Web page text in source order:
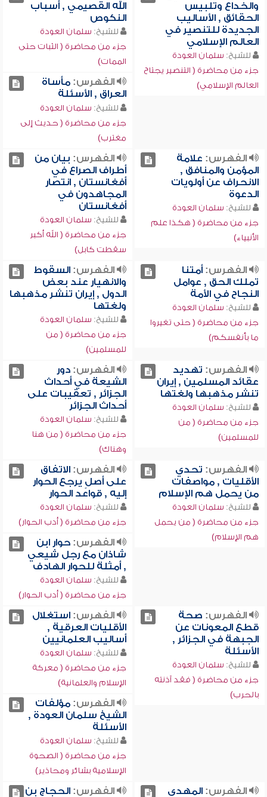
والخداع وتلبيس
الحقائق , الأساليب
الجديدة للتنصير في
العالم الإسلامي
للشيخ: سلمان العودة
جزء من محاضرة ( التنصير يجتاح
العالم الإسلامي)
الله القصيمي , أسباب
النكوص
للشيخ: سلمان العودة
جزء من محاضرة ( الثبات حتى
الممات)
الفهرس:مأساة
العراق , الأسئلة
للشيخ: سلمان العودة
جزء من محاضرة ( حديث إلى
مغترب)
الفهرس: علامة
المؤمن والمنافق ,
الانحراف عن أولويات
الدعوة
للشيخ: سلمان العودة
جزء من محاضرة ( هكذا علم
الأنبياء)
الفهرس: بيان من
أطراف الصراع في
أفغانستان , انتصار
المجاهدون في
أفغانستان
للشيخ: سلمان العودة
جزء من محاضرة ( الله أكبر
سقطت كابل)
الفهرس:أمتنا
تملك الحق , عوامل
النجاح في الأمة
للشيخ: سلمان العودة
جزء من محاضرة ( حتى تغيروا
ما بأنفسكم)
الفهرس:السقوط
والانهيار عند بعض
الدول , إيران تنشر مذهبها
ولغتها
للشيخ: سلمان العودة
جزء من محاضرة ( من
للمسلمين)
الفهرس: تهديد
عقائد المسلمين , إيران
تنشر مذهبها ولغتها
للشيخ: سلمان العودة
جزء من محاضرة ( من
للمسلمين)
الفهرس:دور
الشيعة في أحداث
الجزائر , تعقيبات على
أحداث الجزائر
للشيخ: سلمان العودة
جزء من محاضرة ( من هنا
وهناك)
الفهرس: تحدي
الأقليات , مواصفات
من يحمل هم الإسلام
للشيخ: سلمان العودة
جزء من محاضرة ( من يحمل
هم الإسلام)
الفهرس:الاتفاق
على أصلٍ يرجع الحوار
إليه , قواعد الحوار
للشيخ: سلمان العودة
جزء من محاضرة ( أدب الحوار)
الفهرس:حوار ابن
شاذان مع رجل شيعي
, أمثلة للحوار الهادف
للشيخ: سلمان العودة
جزء من محاضرة ( أدب الحوار)
الفهرس: صحة
قطع المعونات عن
الجبهة في الجزائر ,
الأسئلة
للشيخ: سلمان العودة
جزء من محاضرة ( فقد آذنته
بالحرب)
الفهرس:استغلال
الأقليات العرقية ,
أساليب العلمانيين
للشيخ: سلمان العودة
جزء من محاضرة ( معركة
الإسلام والعلمانية)
الفهرس:مؤلفات
الشيخ سلمان العودة ,
الأسئلة
للشيخ: سلمان العودة
جزء من محاضرة ( الصحوة
الإسلامية بشائر ومحاذير)
الفهرس:المهدي
الفهرس:الحجاج بن